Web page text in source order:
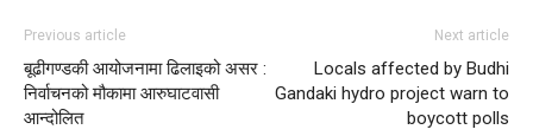
Previous article
बूढीगण्डकी आयोजनामा ढिलाइको असर :
निर्वाचनको मौकामा आरुघाटवासी
आन्दोलित
Next article
Locals affected by Budhi
Gandaki hydro project warn to
boycott polls